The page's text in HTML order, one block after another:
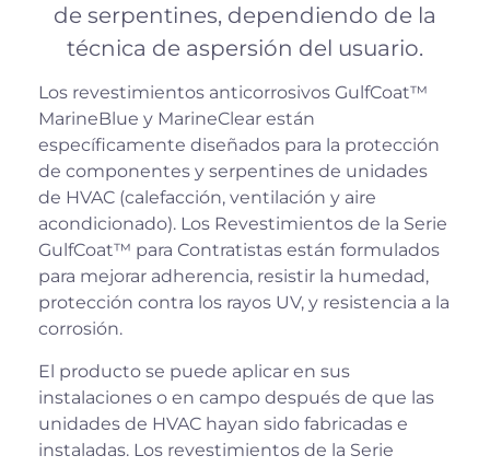
de serpentines, dependiendo de la
técnica de aspersión del usuario.
Los revestimientos anticorrosivos GulfCoat™
MarineBlue y MarineClear están
específicamente diseñados para la protección
de componentes y serpentines de unidades
de HVAC (calefacción, ventilación y aire
acondicionado). Los Revestimientos de la Serie
GulfCoat™ para Contratistas están formulados
para mejorar adherencia, resistir la humedad,
protección contra los rayos UV, y resistencia a la
corrosión.
El producto se puede aplicar en sus
instalaciones o en campo después de que las
unidades de HVAC hayan sido fabricadas e
instaladas. Los revestimientos de la Serie